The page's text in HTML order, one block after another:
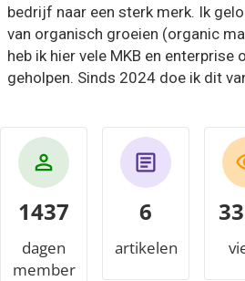
bedrijf naar een sterk merk. Ik
van organisch groeien (organic
heb ik hier vele MKB en enterprise
geholpen. Sinds 2024 doe ik dit
1437
dagen
member
6
artikelen